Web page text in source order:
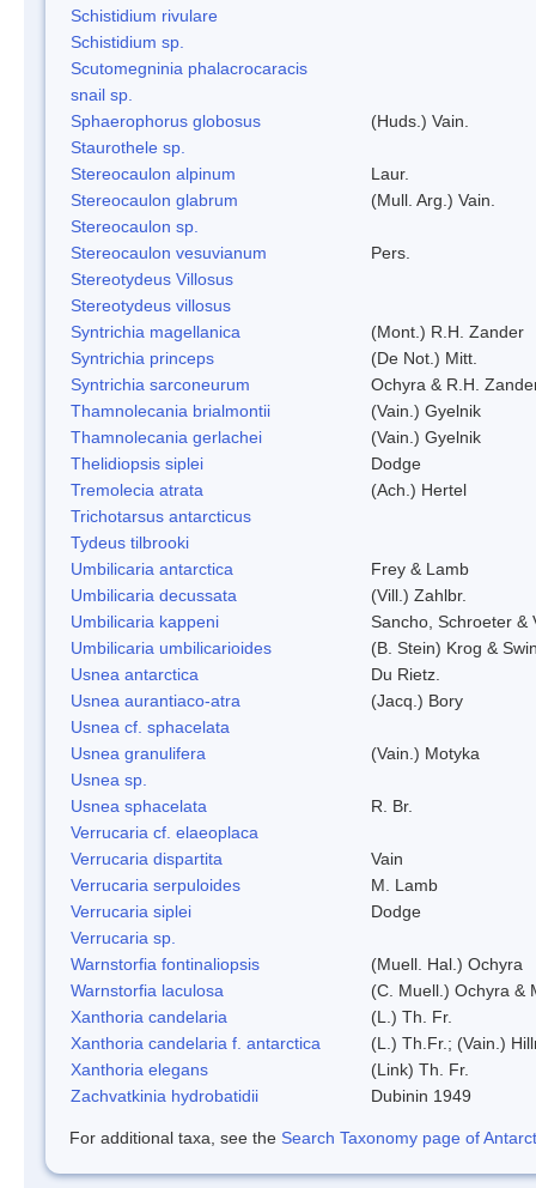
Schistidium rivulare
Schistidium sp.
Scutomegninia phalacrocaracis
snail sp.
Sphaerophorus globosus
(Huds.) Vain.
Staurothele sp.
Stereocaulon alpinum
Laur.
Stereocaulon glabrum
(Mull. Arg.) Vain.
Stereocaulon sp.
Stereocaulon vesuvianum
Pers.
Stereotydeus Villosus
Stereotydeus villosus
Syntrichia magellanica
(Mont.) R.H. Zander
Syntrichia princeps
(De Not.) Mitt.
Syntrichia sarconeurum
Ochyra & R.H.
Thamnolecania brialmontii
(Vain.) Gyelnik
Thamnolecania gerlachei
(Vain.) Gyelnik
Thelidiopsis siplei
Dodge
Tremolecia atrata
(Ach.) Hertel
Trichotarsus antarcticus
Tydeus tilbrooki
Umbilicaria antarctica
Frey & Lamb
Umbilicaria decussata
(Vill.) Zahlbr.
Umbilicaria kappeni
Sancho, Schroeter &
Umbilicaria umbilicarioides
(B. Stein) Krog &
Usnea antarctica
Du Rietz.
Usnea aurantiaco-atra
(Jacq.) Bory
Usnea cf. sphacelata
Usnea granulifera
(Vain.) Motyka
Usnea sp.
Usnea sphacelata
R. Br.
Verrucaria cf. elaeoplaca
Verrucaria dispartita
Vain
Verrucaria serpuloides
M. Lamb
Verrucaria siplei
Dodge
Verrucaria sp.
Warnstorfia fontinaliopsis
(Muell. Hal.) Ochyra
Warnstorfia laculosa
(C. Muell.) Ochyra &
Xanthoria candelaria
(L.) Th. Fr.
Xanthoria candelaria f. antarctica
(L.) Th.Fr.; (Vain.)
Xanthoria elegans
(Link) Th. Fr.
Zachvatkinia hydrobatidii
Dubinin 1949
For additional taxa, see the Search Taxonomy page of